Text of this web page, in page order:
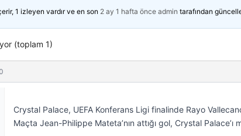
1 izleyen vardır ve en son 2 ay 1 hafta önce admin tarafından
(toplam 1)
Crystal Palace, UEFA Konferans Ligi finalinde Rayo
Maçta Jean-Philippe Mateta’nın attığı gol, Crystal Palace’ı